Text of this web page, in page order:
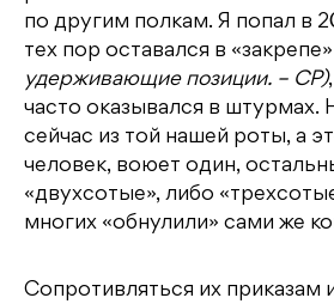
по другим полкам. Я попал в
тех пор оставался в «закрепе»
удерживающие позиции. – СР)
часто оказывался в штурмах.
сейчас из той нашей роты, а
человек, воюет один,
«двухсотые», либо
многих «обнулили» сами же
Сопротивляться их приказам